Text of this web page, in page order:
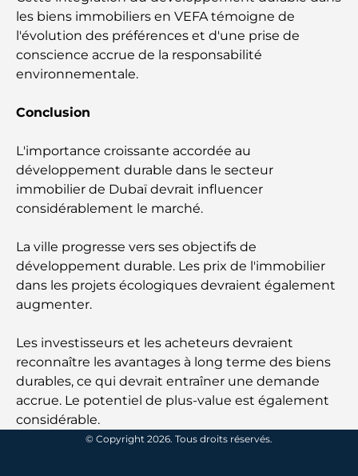
Harbour où dîner
Les meilleures écoles de Dubai Marina : un guide
Restaurants à Dubai Hills : Les meilleures adresses
Les meilleurs parcours de golf de championnat à
Dubaï
Les meilleures banques de Dubaï pour les
expatriés : un guide bancaire complet
Le pays le plus cher du monde : un classement
Les meilleurs restaurants de steak à Dubaï : un
guide pour les amateurs de viande
les biens immobiliers en VEFA témoigne de
l'évolution des préférences et d'une prise de
conscience accrue de la responsabilité
environnementale.
Conclusion
L'importance croissante accordée au
développement durable dans le secteur
immobilier de Dubaï devrait influencer
considérablement le marché.
La ville progresse vers ses objectifs de
développement durable. Les prix de l'immobilier
dans les projets écologiques devraient également
augmenter.
Les investisseurs et les acheteurs devraient
reconnaître les avantages à long terme des biens
durables, ce qui devrait entraîner une demande
accrue. Le potentiel de plus-value est également
considérable.
© Copyright 2026. Tous droits réservés.